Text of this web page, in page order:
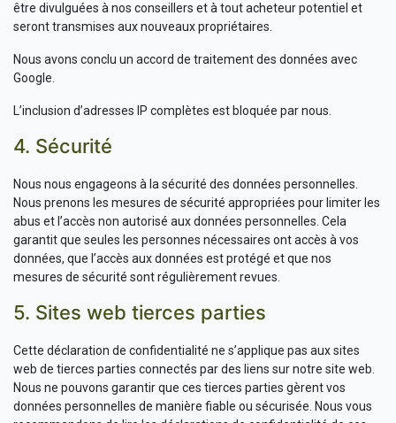
être divulguées à nos conseillers et à tout acheteur potentiel et
seront transmises aux nouveaux propriétaires.
Nous avons conclu un accord de traitement des données avec
Google.
L’inclusion d’adresses IP complètes est bloquée par nous.
4. Sécurité
Nous nous engageons à la sécurité des données personnelles.
Nous prenons les mesures de sécurité appropriées pour limiter les
abus et l’accès non autorisé aux données personnelles. Cela
garantit que seules les personnes nécessaires ont accès à vos
données, que l’accès aux données est protégé et que nos
mesures de sécurité sont régulièrement revues.
5. Sites web tierces parties
Cette déclaration de confidentialité ne s’applique pas aux sites
web de tierces parties connectés par des liens sur notre site web.
Nous ne pouvons garantir que ces tierces parties gèrent vos
données personnelles de manière fiable ou sécurisée. Nous vous